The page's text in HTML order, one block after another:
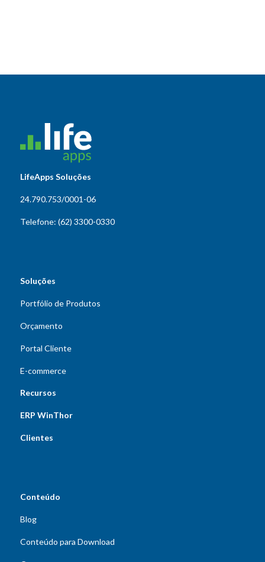
LifeApps Soluções
24.790.753/0001-06
Telefone: (62) 3300-0330
Soluções
Portfólio de Produtos
Orçamento
Portal Cliente
E-commerce
Recursos
ERP WinThor
Clientes
Conteúdo
Blog
Conteúdo para Download